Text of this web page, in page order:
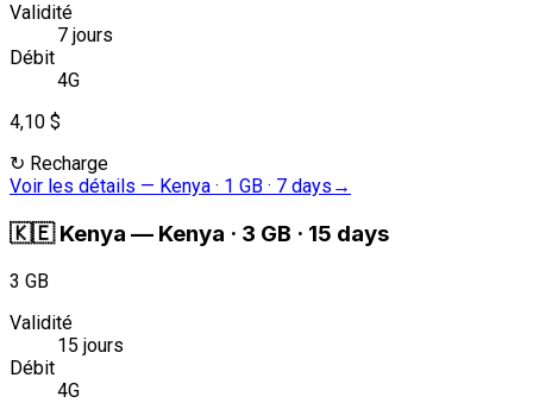
Validité
7 jours
Débit
4G
4,10 $
↻ Recharge
Voir les détails — Kenya · 1 GB · 7 days →
🇰🇪 Kenya — Kenya · 3 GB · 15 days
3 GB
Validité
15 jours
Débit
4G